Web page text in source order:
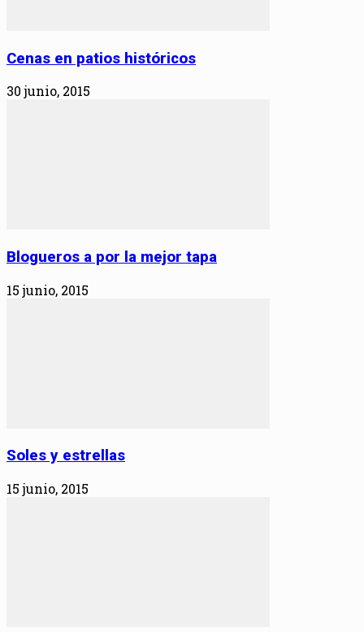
Cenas en patios históricos
30 junio, 2015
Blogueros a por la mejor tapa
15 junio, 2015
Soles y estrellas
15 junio, 2015